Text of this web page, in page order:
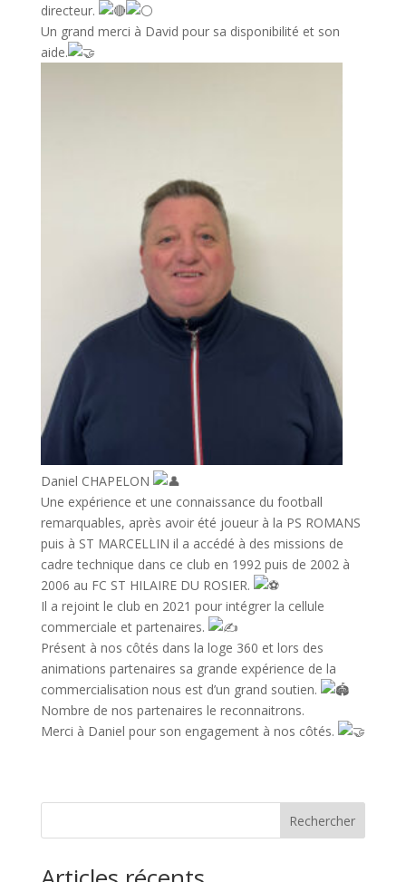
directeur.
Un grand merci à David pour sa disponibilité et son
aide.
Daniel CHAPELON
Une expérience et une connaissance du football
remarquables, après avoir été joueur à la PS ROMANS
puis à ST MARCELLIN il a accédé à des missions de
cadre technique dans ce club en 1992 puis de 2002 à
2006 au FC ST HILAIRE DU ROSIER.
Il a rejoint le club en 2021 pour intégrer la cellule
commerciale et partenaires.
Présent à nos côtés dans la loge 360 et lors des
animations partenaires sa grande expérience de la
commercialisation nous est d’un grand soutien.
Nombre de nos partenaires le reconnaitrons.
Merci à Daniel pour son engagement à nos côtés.
Rechercher